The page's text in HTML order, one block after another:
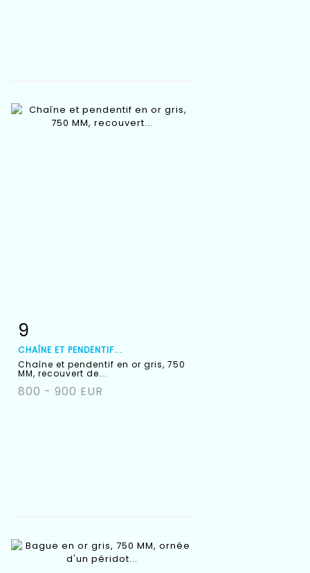
Fiche détaillée
9
CHAÎNE ET PENDENTIF...
Chaîne et pendentif en or gris, 750
MM, recouvert de...
800 - 900 EUR